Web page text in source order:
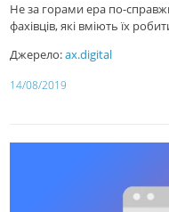
Не за горами ера по-
фахівців, які вміють їх
Джерело:ax.digital
14/08/2019